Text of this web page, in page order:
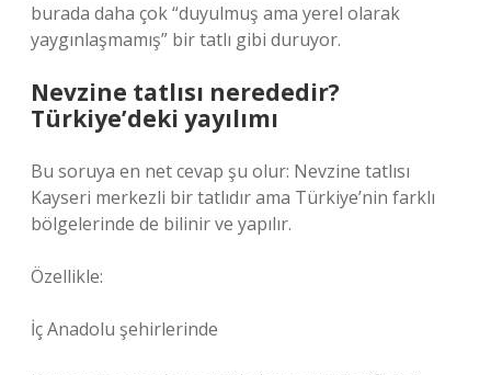
burada daha çok “duyulmuş ama yerel olarak
yaygınlaşmamış” bir tatlı gibi duruyor.
Nevzine tatlısı nerededir?
Türkiye’deki yayılımı
Bu soruya en net cevap şu olur: Nevzine tatlısı
Kayseri merkezli bir tatlıdır ama Türkiye’nin farklı
bölgelerinde de bilinir ve yapılır.
Özellikle:
İç Anadolu şehirlerinde